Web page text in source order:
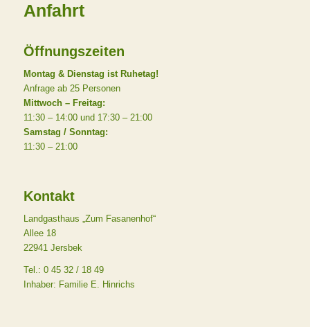
Anfahrt
Öffnungszeiten
Montag & Dienstag ist Ruhetag!
Anfrage ab 25 Personen
Mittwoch – Freitag:
11:30 – 14:00 und 17:30 – 21:00
Samstag / Sonntag:
11:30 – 21:00
Kontakt
Landgasthaus „Zum Fasanenhof“
Allee 18
22941 Jersbek
Tel.: 0 45 32 / 18 49
Inhaber: Familie E. Hinrichs